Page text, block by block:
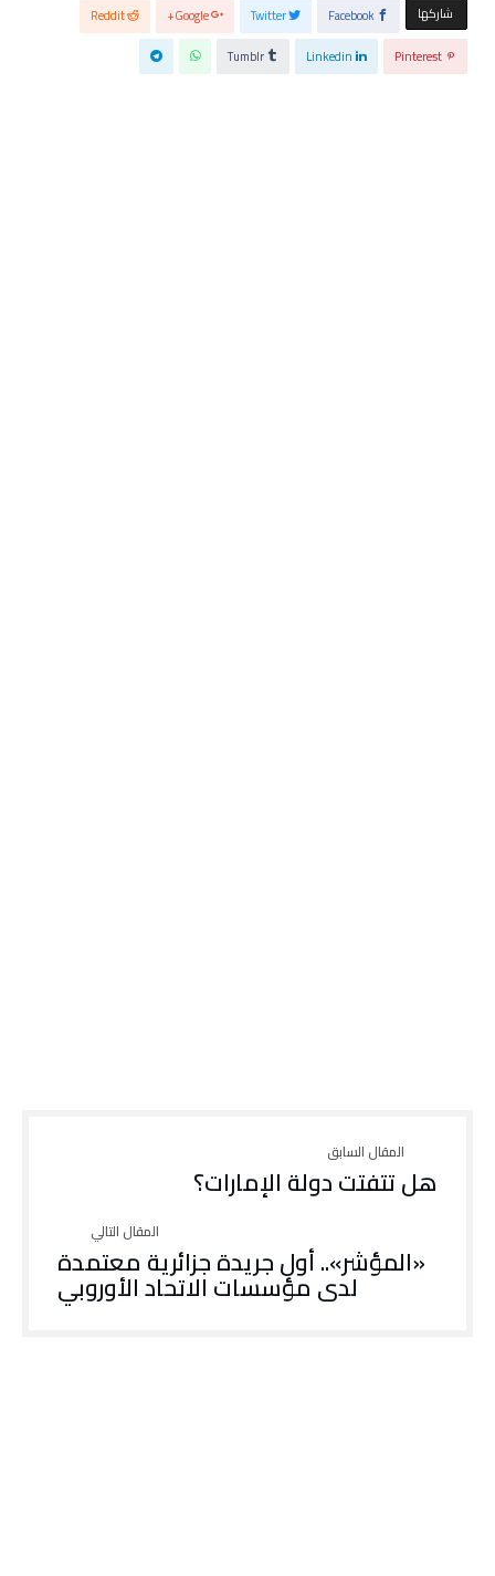
‫‫ شاركها‬
Facebook
Twitter
Google+
Reddit
Pinterest
Linkedin
Tumblr
هل تتفتت دولة الإمارات؟
«المؤشر».. أول جريدة جزائرية معتمدة
لدى مؤسسات الاتحاد الأوروبي